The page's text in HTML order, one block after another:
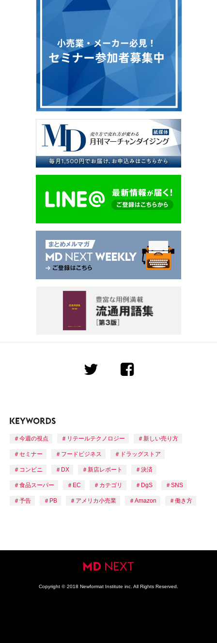
今週の視点 リテールテクノロジー 新しい売り方
セミナー フードビジネス ドラッグストア
コンビニ DX 新店レポート 決済
食品スーパー EC カテゴリ DgS SNS
予告 PB アメリカ小売業 Amazon 働き方
Copyright © 2018 Newformat Institute inc. All Rights Reserved.